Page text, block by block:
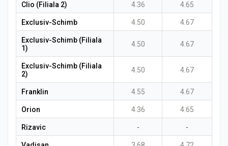
Clio (Filiala 2) 4.36 4.65
Exclusiv-Schimb 4.50 4.67
Exclusiv-Schimb (Filiala
1)
4.50 4.67
Exclusiv-Schimb (Filiala
2)
4.50 4.67
Franklin 4.55 4.67
Orion 4.36 4.65
Rizavic - -